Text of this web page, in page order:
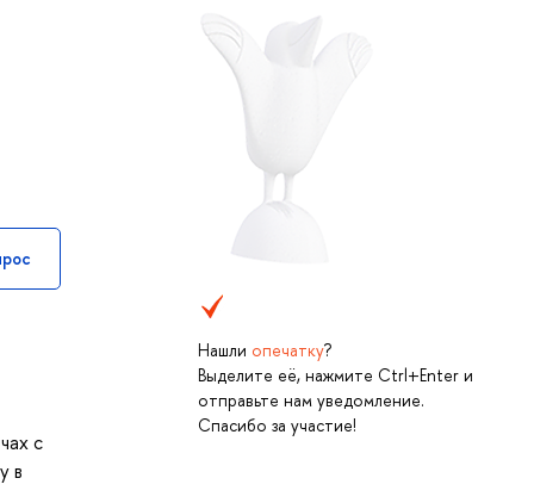
Нашли опечатку?
Выделите её, нажмите Ctrl+Enter и
отправьте нам уведомление.
Спасибо за участие!
с
в